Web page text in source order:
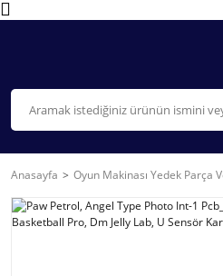
Anasayfa Oyun Makinası Yedek Parça